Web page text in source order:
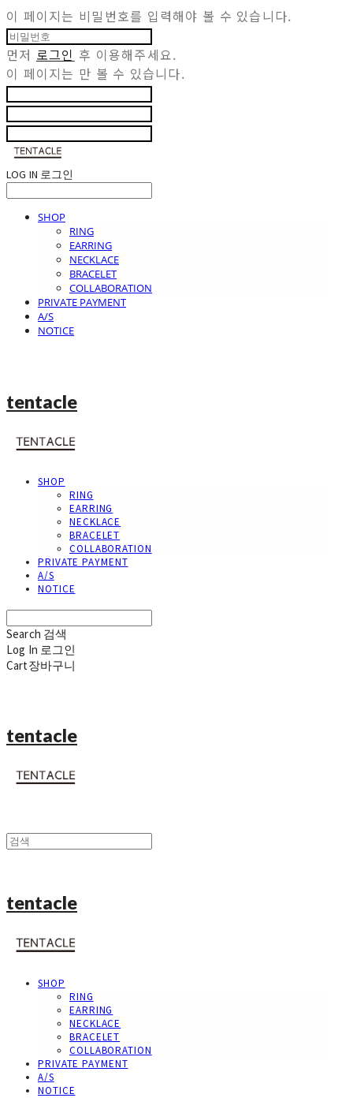
이 페이지는 비밀번호를 입력해야 볼 수 있습니다.
먼저 로그인 후 이용해주세요.
이 페이지는 만 볼 수 있습니다.
LOG IN 로그인
SHOP
RING
EARRING
NECKLACE
BRACELET
COLLABORATION
PRIVATE PAYMENT
A/S
NOTICE
tentacle
SHOP
RING
EARRING
NECKLACE
BRACELET
COLLABORATION
PRIVATE PAYMENT
A/S
NOTICE
Search 검색
Log In 로그인
Cart장바구니
tentacle
tentacle
SHOP
RING
EARRING
NECKLACE
BRACELET
COLLABORATION
PRIVATE PAYMENT
A/S
NOTICE